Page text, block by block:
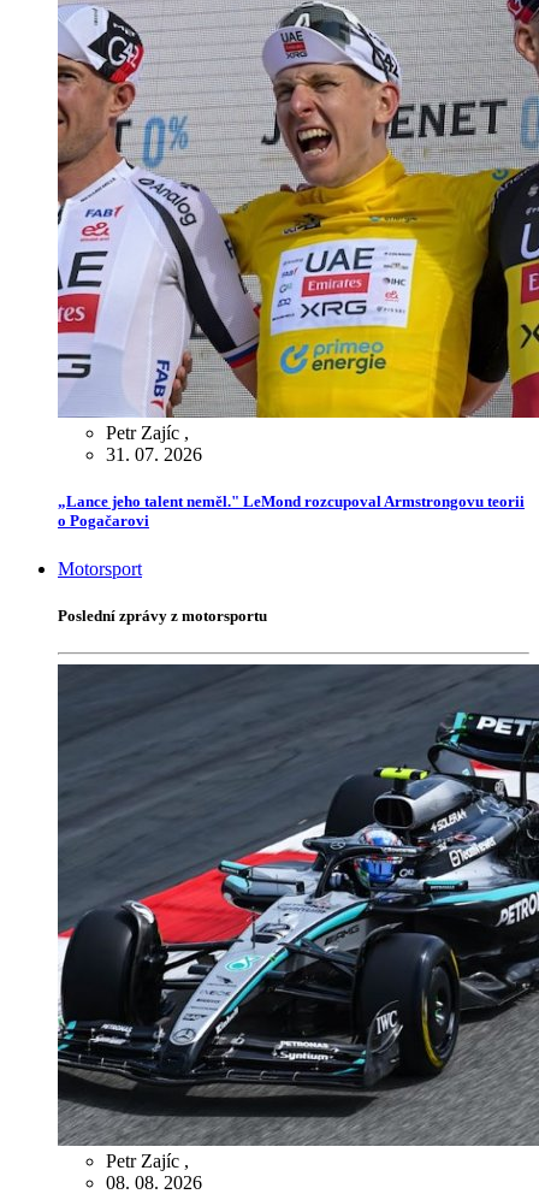
Petr Zajíc ,
31. 07. 2026
„Lance jeho talent neměl." LeMond rozcupoval Armstrongovu teorii
o Pogačarovi
Motorsport
Poslední zprávy z motorsportu
Petr Zajíc ,
08. 08. 2026